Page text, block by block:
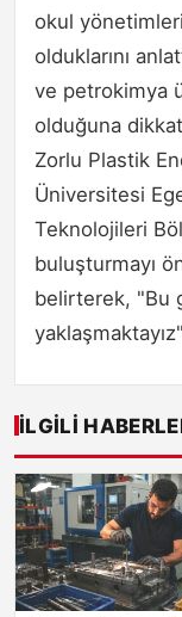
okul
olduklarını
ve petrokimya
olduğuna
Zorlu Plastik
Üniversitesi
Teknolojileri
buluşturmayı
belirterek, "Bu
İLGILI